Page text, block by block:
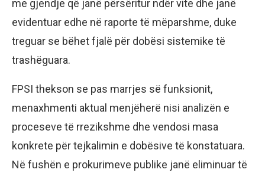
me gjendje që janë përsëritur ndër vite dhe janë
evidentuar edhe në raporte të mëparshme, duke
treguar se bëhet fjalë për dobësi sistemike të
trashëguara.
FPSI thekson se pas marrjes së funksionit,
menaxhmenti aktual menjëherë nisi analizën e
proceseve të rrezikshme dhe vendosi masa
konkrete për tejkalimin e dobësive të konstatuara.
Në fushën e prokurimeve publike janë eliminuar të